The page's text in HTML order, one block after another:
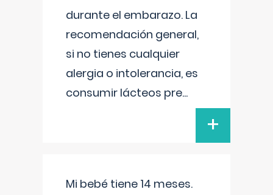
durante el embarazo. La
recomendación general,
si no tienes cualquier
alergia o intolerancia, es
consumir lácteos pre...
+
Mi bebé tiene 14 meses.